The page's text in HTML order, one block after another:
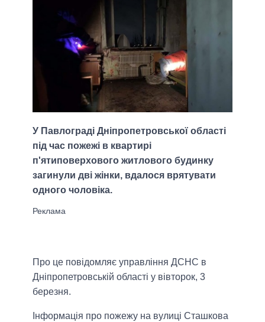
У Павлограді Дніпропетровської області
під час пожежі в квартирі
п'ятиповерхового житлового будинку
загинули дві жінки, вдалося врятувати
одного чоловіка.
Про це повідомляє управління ДСНС в
Дніпропетровській області у вівторок, 3
березня.
Інформація про пожежу на вулиці Сташкова